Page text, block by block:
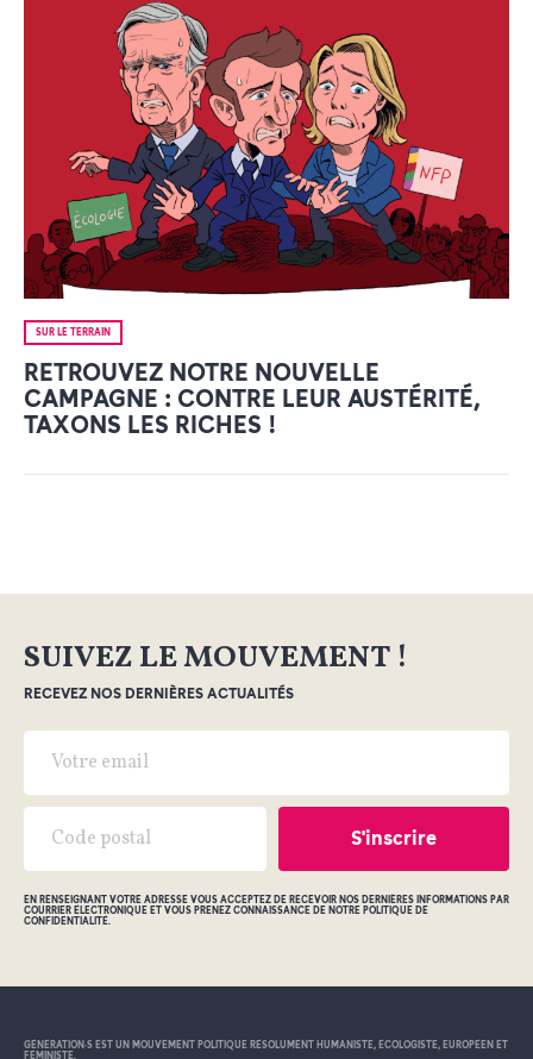
SUR LE TERRAIN
RETROUVEZ NOTRE NOUVELLE
CAMPAGNE : CONTRE LEUR AUSTÉRITÉ,
TAXONS LES RICHES !
SUIVEZ LE MOUVEMENT !
RECEVEZ NOS DERNIÈRES ACTUALITÉS
EN RENSEIGNANT VOTRE ADRESSE VOUS ACCEPTEZ DE RECEVOIR NOS DERNIÈRES INFORMATIONS PAR
COURRIER ÉLECTRONIQUE ET VOUS PRENEZ CONNAISSANCE DE NOTRE POLITIQUE DE
CONFIDENTIALITÉ.
GÉNÉRATION•S EST UN MOUVEMENT POLITIQUE RÉSOLUMENT HUMANISTE, ÉCOLOGISTE, EUROPÉEN ET
FÉMINISTE.